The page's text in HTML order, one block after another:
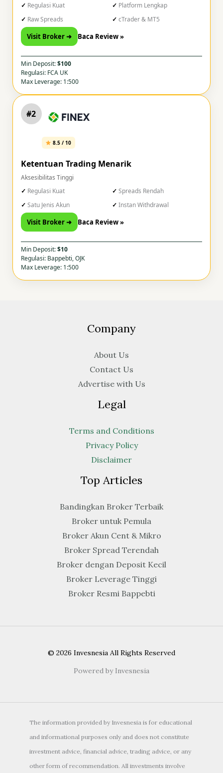
Regulasi Kuat
Platform Lengkap
Raw Spreads
cTrader & MT5
Visit Broker ➜ Baca Review »
Min Deposit:$100
Regulasi: FCA UK
Max Leverage: 1:500
#2
8.5 / 10
Ketentuan Trading Menarik
Aksesibilitas Tinggi
Regulasi Kuat
Spreads Rendah
Satu Jenis Akun
Instan Withdrawal
Visit Broker ➜ Baca Review »
Min Deposit:$10
Regulasi: Bappebti, OJK
Max Leverage: 1:500
Company
About Us
Contact Us
Advertise with Us
Legal
Terms and Conditions
Privacy Policy
Disclaimer
Top Articles
Bandingkan Broker Terbaik
Broker untuk Pemula
Broker Akun Cent & Mikro
Broker Spread Terendah
Broker dengan Deposit Kecil
Broker Leverage Tinggi
Broker Resmi Bappebti
© 2026 Invesnesia All Rights Reserved
Powered by Invesnesia
The information provided by Invesnesia is for educational
and informational purposes only and does not constitute
investment advice, financial advice, trading advice, or any
other form of recommendation. All investments involve